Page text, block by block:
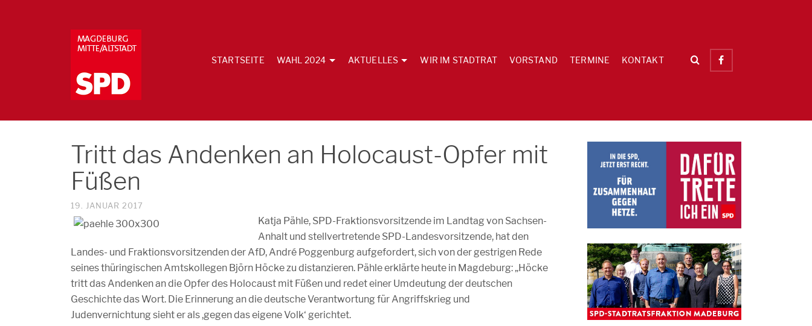
STARTSEITE WAHL 2024 AKTUELLES WIR IM STADTRAT VORSTAND TERMINE KONTAKT
Tritt das Andenken an Holocaust-Opfer mit
Füßen
19. JANUAR 2017
Katja Pähle, SPD-Fraktionsvorsitzende im Landtag von Sachsen-
Anhalt und stellvertretende SPD-Landesvorsitzende, hat den
Landes- und Fraktionsvorsitzenden der AfD, André Poggenburg aufgefordert, sich von der gestrigen Rede
seines thüringischen Amtskollegen Björn Höcke zu distanzieren. Pähle erklärte heute in Magdeburg: „Höcke
tritt das Andenken an die Opfer des Holocaust mit Füßen und redet einer Umdeutung der deutschen
Geschichte das Wort. Die Erinnerung an die deutsche Verantwortung für Angriffskrieg und
Judenvernichtung sieht er als ,gegen das eigene Volk‘ gerichtet.